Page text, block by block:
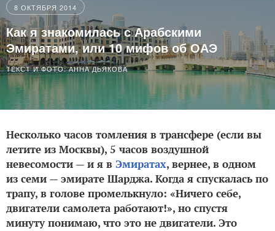
8 ОКТЯБРЯ 2014
Как я знакомилась с Арабскими
Эмиратами, или 10 мифов об ОАЭ
ТЕКСТ И ФОТО: АННА ДЬЯКОВА
Несколько часов томления в трансфере (если вы
летите из Москвы), 5 часов воздушной
невесомости — и я в Эмиратах, вернее, в одном
из семи — эмирате Шарджа. Когда я спускалась по
трапу, в голове промелькнуло: «Ничего себе,
двигатели самолета работают!», но спустя
минуту понимаю, что это не двигатели. Это